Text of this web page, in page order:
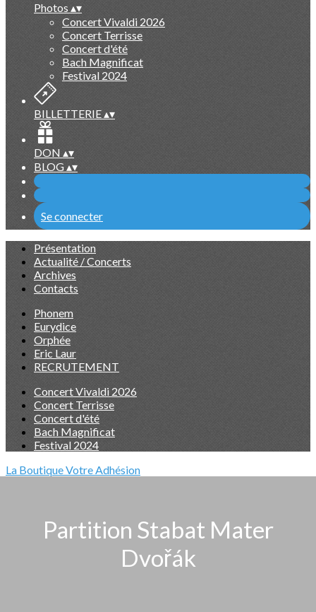
Photos ▴▾
Concert Vivaldi 2026
Concert Terrisse
Concert d'été
Bach Magnificat
Festival 2024
BILLETTERIE▴▾
DON ▴▾
BLOG▴▾
Se connecter
Présentation
Actualité / Concerts
Archives
Contacts
Phonem
Eurydice
Orphée
Eric Laur
RECRUTEMENT
Concert Vivaldi 2026
Concert Terrisse
Concert d'été
Bach Magnificat
Festival 2024
La BoutiqueVotre Adhésion
Partition Stabat Mater
Dvořák